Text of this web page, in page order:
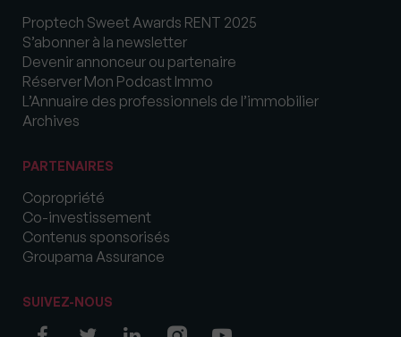
Proptech Sweet Awards RENT 2025
S’abonner à la newsletter
Devenir annonceur ou partenaire
Réserver Mon Podcast Immo
L’Annuaire des professionnels de l’immobilier
Archives
PARTENAIRES
Copropriété
Co-investissement
Contenus sponsorisés
Groupama Assurance
SUIVEZ-NOUS